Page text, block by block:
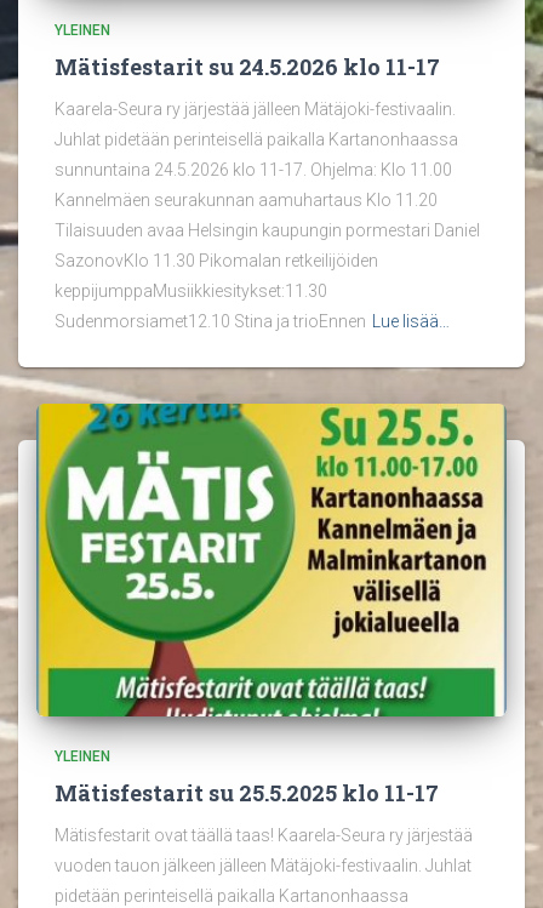
YLEINEN
Mätisfestarit su 24.5.2026 klo 11-17
Kaarela-Seura ry järjestää jälleen Mätäjoki-festivaalin.
Juhlat pidetään perinteisellä paikalla Kartanonhaassa
sunnuntaina 24.5.2026 klo 11-17. Ohjelma: Klo 11.00
Kannelmäen seurakunnan aamuhartaus Klo 11.20
Tilaisuuden avaa Helsingin kaupungin pormestari Daniel
SazonovKlo 11.30 Pikomalan retkeilijöiden
keppijumppaMusiikkiesitykset:11.30
Sudenmorsiamet12.10 Stina ja trioEnnen
Lue lisää…
YLEINEN
Mätisfestarit su 25.5.2025 klo 11-17
Mätisfestarit ovat täällä taas! Kaarela-Seura ry järjestää
vuoden tauon jälkeen jälleen Mätäjoki-festivaalin. Juhlat
pidetään perinteisellä paikalla Kartanonhaassa